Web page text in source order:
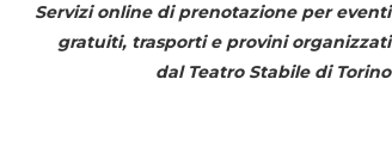
Servizi online di prenotazione per eventi
gratuiti, trasporti e provini organizzati
dal Teatro Stabile di Torino